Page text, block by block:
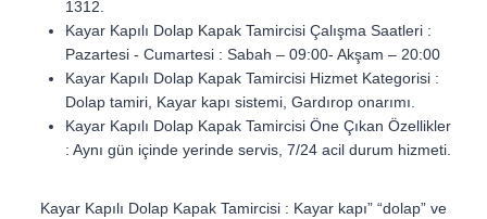
1312.
Kayar Kapılı Dolap Kapak Tamircisi Çalışma Saatleri :
Pazartesi ‑ Cumartesi : Sabah – 09:00‑ Akşam – 20:00
Kayar Kapılı Dolap Kapak Tamircisi Hizmet Kategorisi :
Dolap tamiri, Kayar kapı sistemi, Gardırop onarımı.
Kayar Kapılı Dolap Kapak Tamircisi Öne Çıkan Özellikler
: Aynı gün içinde yerinde servis, 7/24 acil durum hizmeti.
Kayar Kapılı Dolap Kapak Tamircisi : Kayar kapı” “dolap” ve